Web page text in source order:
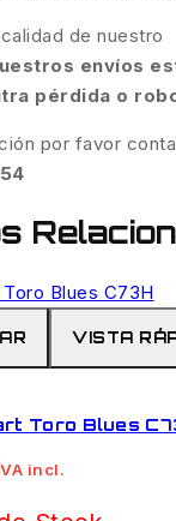
de nuestro
envíos
pérdida o
por favor
VISTA
Toro Blues
incl.